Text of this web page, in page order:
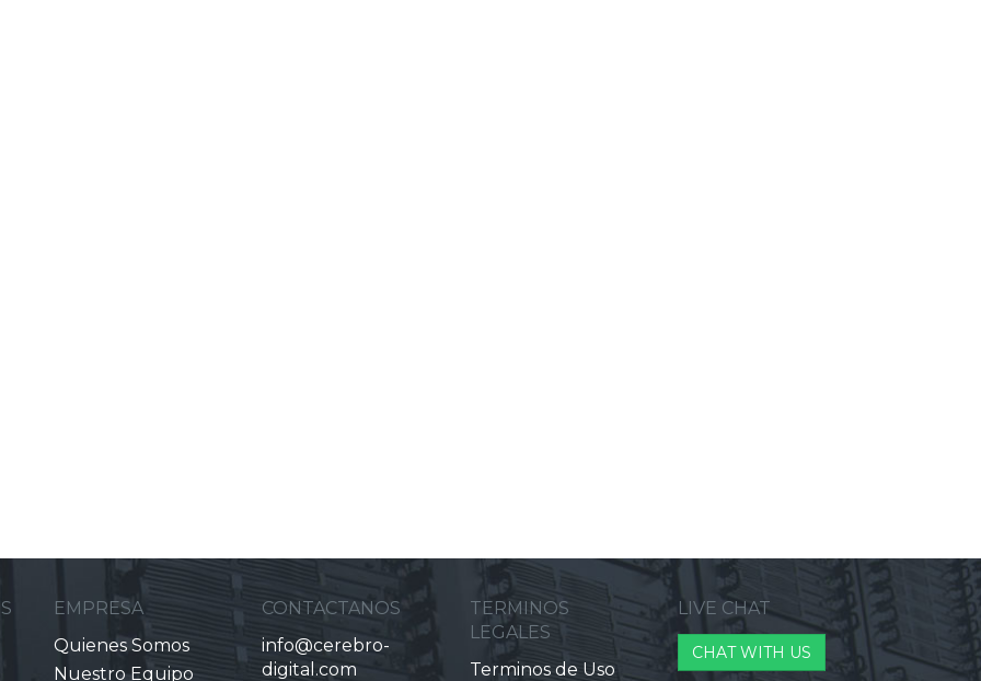
EMPRESA
Quienes Somos
Nuestro Equipo
CONTACTANOS
info@cerebro-
digital.com
TERMINOS
LEGALES
Terminos de Uso
LIVE CHAT
CHAT WITH US